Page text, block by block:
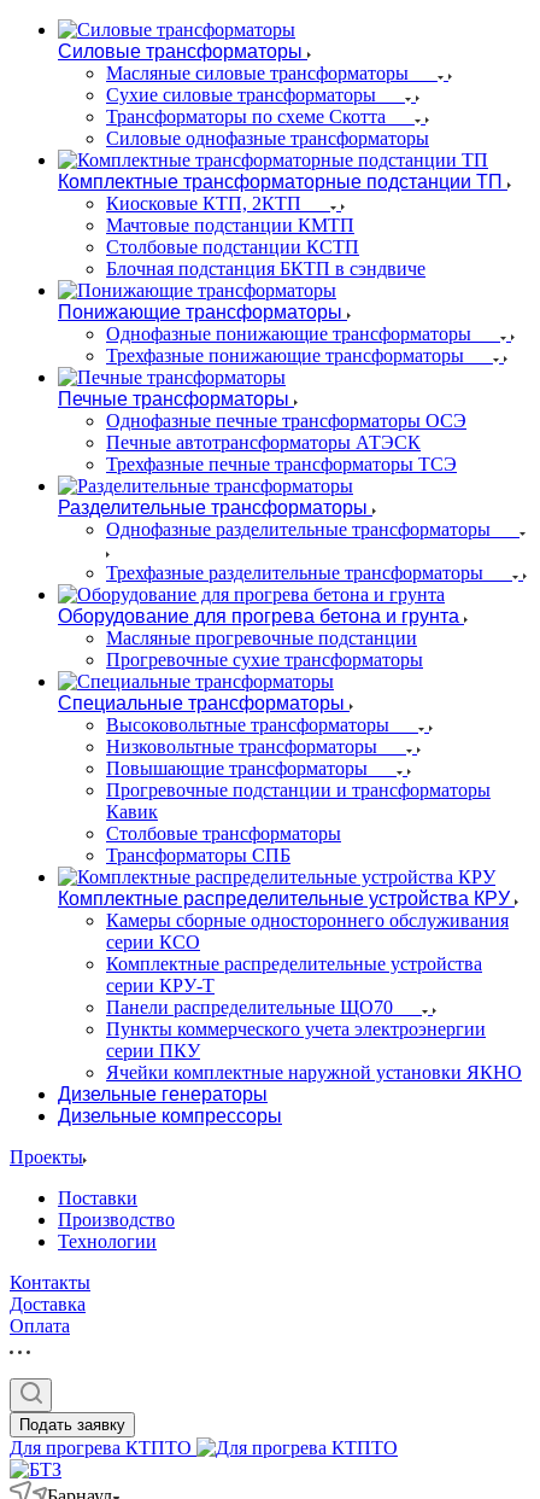
Силовые трансформаторы
Масляные силовые трансформаторы
Сухие силовые трансформаторы
Трансформаторы по схеме Скотта
Силовые однофазные трансформаторы
Комплектные трансформаторные подстанции ТП
Киосковые КТП, 2КТП
Мачтовые подстанции КМТП
Столбовые подстанции КСТП
Блочная подстанция БКТП в сэндвиче
Понижающие трансформаторы
Однофазные понижающие трансформаторы
Трехфазные понижающие трансформаторы
Печные трансформаторы
Однофазные печные трансформаторы ОСЭ
Печные автотрансформаторы АТЭСК
Трехфазные печные трансформаторы ТСЭ
Разделительные трансформаторы
Однофазные разделительные трансформаторы
Трехфазные разделительные трансформаторы
Оборудование для прогрева бетона и грунта
Масляные прогревочные подстанции
Прогревочные сухие трансформаторы
Специальные трансформаторы
Высоковольтные трансформаторы
Низковольтные трансформаторы
Повышающие трансформаторы
Прогревочные подстанции и трансформаторы
Кавик
Столбовые трансформаторы
Трансформаторы СПБ
Комплектные распределительные устройства КРУ
Камеры сборные одностороннего обслуживания
серии КСО
Комплектные распределительные устройства
серии КРУ-Т
Панели распределительные ЩО70
Пункты коммерческого учета электроэнергии
серии ПКУ
Ячейки комплектные наружной установки ЯКНО
Дизельные генераторы
Дизельные компрессоры
Проекты
Поставки
Производство
Технологии
Контакты
Доставка
Оплата
Подать заявку
Для прогрева КТПТО